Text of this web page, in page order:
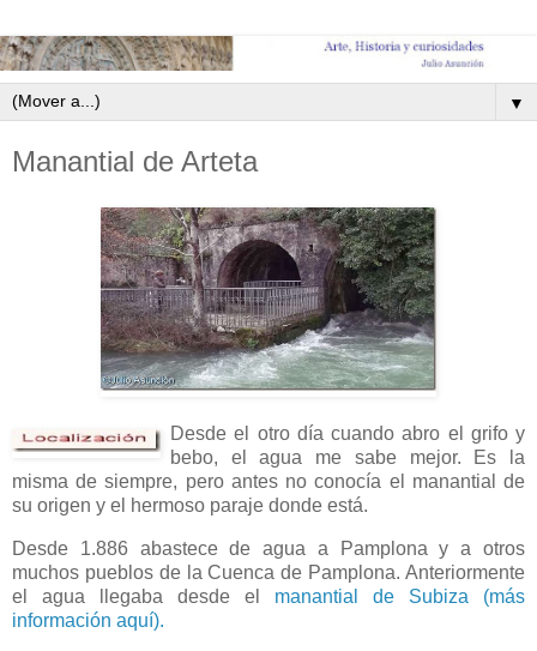
▼
Manantial de Arteta
Desde el otro día cuando abro el grifo y
bebo, el agua me sabe mejor. Es la
misma de siempre, pero antes no conocía el manantial de
su origen y el hermoso paraje donde está.
Desde 1.886 abastece de agua a Pamplona y a otros
muchos pueblos de la Cuenca de Pamplona. Anteriormente
el agua llegaba desde el manantial de Subiza (más
información aquí).